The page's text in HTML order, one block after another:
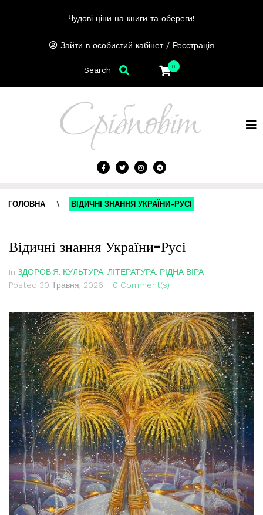
Чудові ціни на книги та обереги!
Зайти в особистий кабінет / Реєстрація
0
Search
ГОЛОВНА \ ВІДИЧНІ ЗНАННЯ УКРАЇНИ-РУСІ
Відичні знання України-Русі
In ЗДОРОВ'Я КУЛЬТУРА ЛІТЕРАТУРА РІДНА ВІРА
Posted 30 Травня, 2026 0 Comment(s)